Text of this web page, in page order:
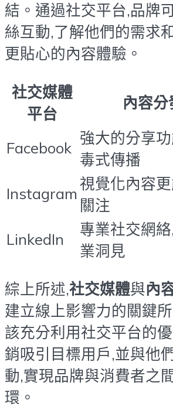
結。通過社交平台,品牌
絲互動,了解他們的需求
更貼心的內容體驗。
社交媒體
平台
內容
Facebook
強大的分享
毒式傳播
Instagram
視覺化內容
關注
LinkedIn
專業社交網
業洞見
綜上所述,社交媒體與內
建立線上影響力的關鍵
該充分利用社交平台的
銷吸引目標用戶,並與他
動,實現品牌與消費者之
環。